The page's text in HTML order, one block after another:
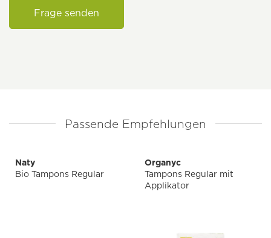
Frage senden
Passende Empfehlungen
Naty
Bio Tampons Regular
Organyc
Tampons Regular mit
Applikator